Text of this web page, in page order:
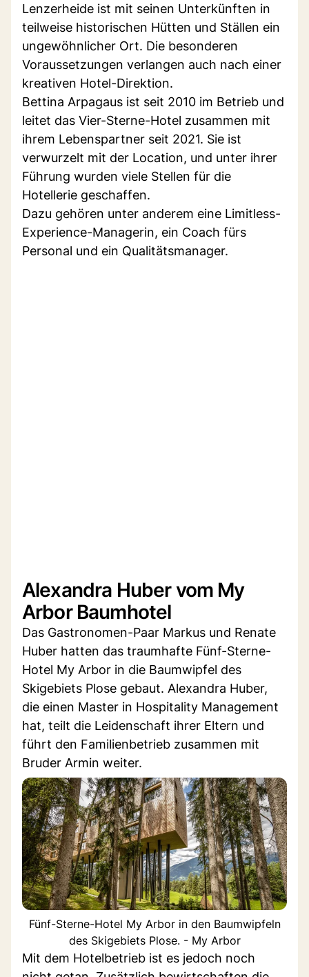
Lenzerheide ist mit seinen Unterkünften in
teilweise historischen Hütten und Ställen ein
ungewöhnlicher Ort. Die besonderen
Voraussetzungen verlangen auch nach einer
kreativen Hotel-Direktion.
Bettina Arpagaus ist seit 2010 im Betrieb und
leitet das Vier-Sterne-Hotel zusammen mit
ihrem Lebenspartner seit 2021. Sie ist
verwurzelt mit der Location, und unter ihrer
Führung wurden viele Stellen für die
Hotellerie geschaffen.
Dazu gehören unter anderem eine Limitless-
Experience-Managerin, ein Coach fürs
Personal und ein Qualitätsmanager.
Alexandra Huber vom My
Arbor Baumhotel
Das Gastronomen-Paar Markus und Renate
Huber hatten das traumhafte Fünf-Sterne-
Hotel My Arbor in die Baumwipfel des
Skigebiets Plose gebaut. Alexandra Huber,
die einen Master in Hospitality Management
hat, teilt die Leidenschaft ihrer Eltern und
führt den Familienbetrieb zusammen mit
Bruder Armin weiter.
Fünf-Sterne-Hotel My Arbor in den Baumwipfeln
des Skigebiets Plose. - My Arbor
Mit dem Hotelbetrieb ist es jedoch noch